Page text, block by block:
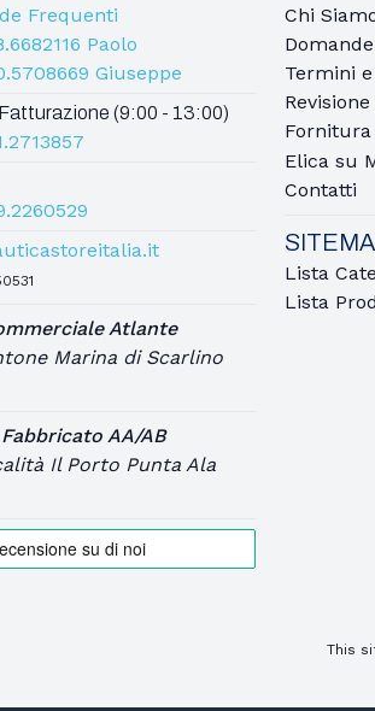
Frequenti
Paolo
Giuseppe
(9:00 - 13:00)
Atlante
Marina di Scarlino
AA/AB
Il Porto Punta Ala
Chi
Termini
Fornitura
Elica su
Contatti
Lista
Lista
This